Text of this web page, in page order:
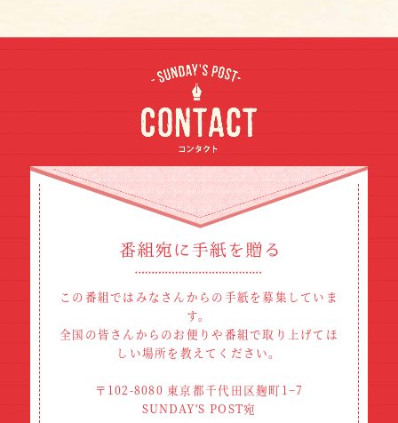
この番組ではみなさんからの手紙を募集していま
す。
全国の皆さんからのお便りや番組で取り上げてほ
しい場所を教えてください。
〒102-8080 東京都千代田区麹町1−7
SUNDAY'S POST宛